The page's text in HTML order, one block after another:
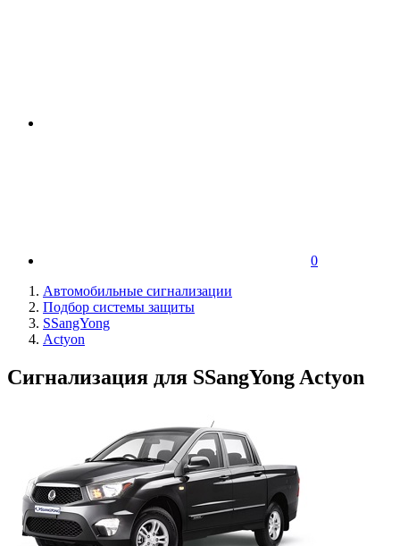
0
Автомобильные сигнализации
Подбор системы защиты
SSangYong
Actyon
Сигнализация для SSangYong Actyon